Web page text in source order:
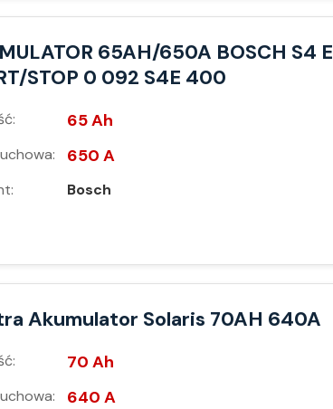
65AH/650A BOSCH S4 E
STOP 0 092 S4E 400
65 Ah
650 A
Bosch
Akumulator Solaris 70AH 640A
70 Ah
640 A